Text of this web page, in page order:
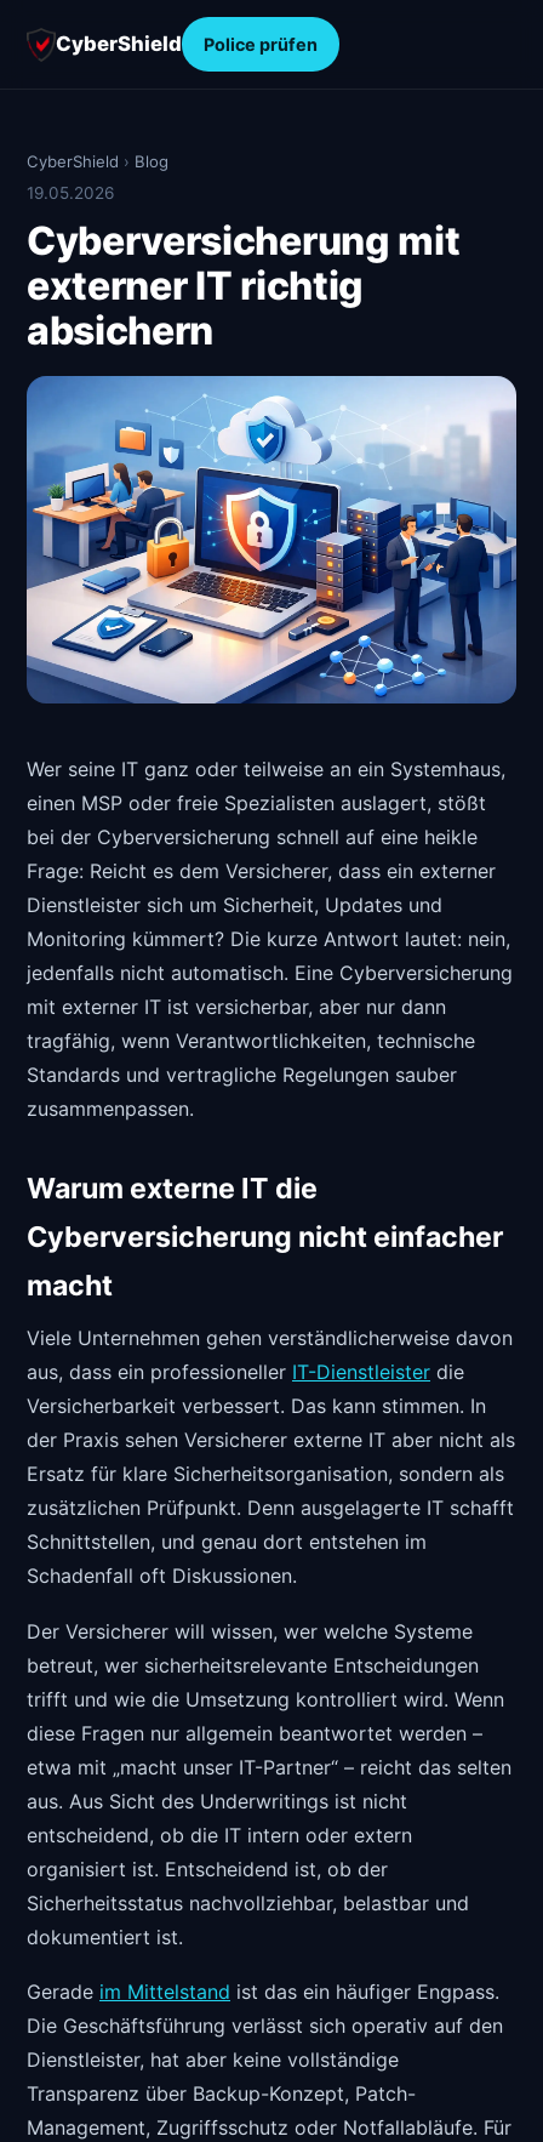
CyberShield Police prüfen
CyberShield › Blog
19.05.2026
Cyberversicherung mit
externer IT richtig
absichern
Wer seine IT ganz oder teilweise an ein Systemhaus,
einen MSP oder freie Spezialisten auslagert, stößt
bei der Cyberversicherung schnell auf eine heikle
Frage: Reicht es dem Versicherer, dass ein externer
Dienstleister sich um Sicherheit, Updates und
Monitoring kümmert? Die kurze Antwort lautet: nein,
jedenfalls nicht automatisch. Eine Cyberversicherung
mit externer IT ist versicherbar, aber nur dann
tragfähig, wenn Verantwortlichkeiten, technische
Standards und vertragliche Regelungen sauber
zusammenpassen.
Warum externe IT die
Cyberversicherung nicht einfacher
macht
Viele Unternehmen gehen verständlicherweise davon
aus, dass ein professioneller IT-Dienstleister die
Versicherbarkeit verbessert. Das kann stimmen. In
der Praxis sehen Versicherer externe IT aber nicht als
Ersatz für klare Sicherheitsorganisation, sondern als
zusätzlichen Prüfpunkt. Denn ausgelagerte IT schafft
Schnittstellen, und genau dort entstehen im
Schadenfall oft Diskussionen.
Der Versicherer will wissen, wer welche Systeme
betreut, wer sicherheitsrelevante Entscheidungen
trifft und wie die Umsetzung kontrolliert wird. Wenn
diese Fragen nur allgemein beantwortet werden –
etwa mit „macht unser IT-Partner“ – reicht das selten
aus. Aus Sicht des Underwritings ist nicht
entscheidend, ob die IT intern oder extern
organisiert ist. Entscheidend ist, ob der
Sicherheitsstatus nachvollziehbar, belastbar und
dokumentiert ist.
Gerade im Mittelstand ist das ein häufiger Engpass.
Die Geschäftsführung verlässt sich operativ auf den
Dienstleister, hat aber keine vollständige
Transparenz über Backup-Konzept, Patch-
Management, Zugriffsschutz oder Notfallabläufe. Für